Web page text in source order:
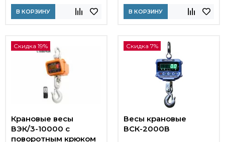
В КОРЗИНУ В КОРЗИНУ
Скидка 19%
Крановые весы
ВЭК/3-10000 с
поворотным крюком
Скидка 7%
Весы крановые
ВСК-2000В